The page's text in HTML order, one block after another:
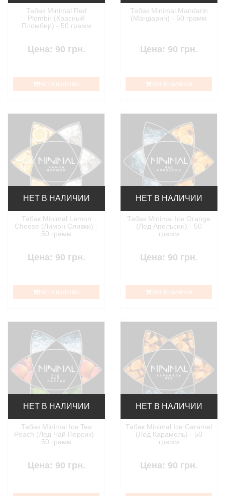
Табак Minimal Red
Plombir (Красный
Пломбир) - 50 грамм
Цена: 90 грн.
Нет в наличии
Табак Minimal Mandarin
(Мандарин) - 50 грамм
Цена: 90 грн.
Нет в наличии
НЕТ В НАЛИЧИИ
Табак Minimal Lemon
Cheese (Лимон Сливки) -
50 грамм
Цена: 90 грн.
Нет в наличии
НЕТ В НАЛИЧИИ
Табак Minimal Ice Orange
(Лед Апельсин) - 50
грамм
Цена: 90 грн.
Нет в наличии
НЕТ В НАЛИЧИИ
Табак Minimal Ice Tea
Peach (Лед Чай Персик) -
50 грамм
Цена: 90 грн.
НЕТ В НАЛИЧИИ
Табак Minimal Ice Caramel
(Лед Карамель) - 50
грамм
Цена: 90 грн.